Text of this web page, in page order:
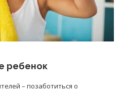
ребенок
– позаботиться о